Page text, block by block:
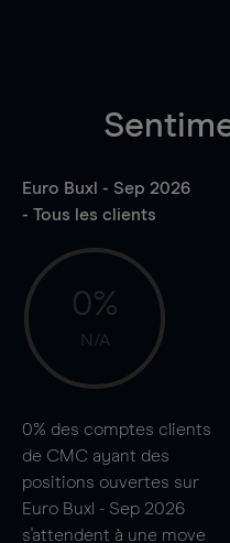
Euro Buxl - Sep 2026
- Tous les clients
0%
N/A
0% des comptes clients
de CMC ayant des
positions ouvertes sur
Euro Buxl - Sep 2026
s'attendent à une move